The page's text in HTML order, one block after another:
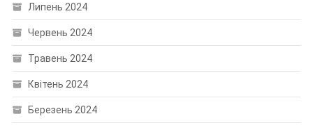
Липень 2024
Червень 2024
Травень 2024
Квітень 2024
Березень 2024